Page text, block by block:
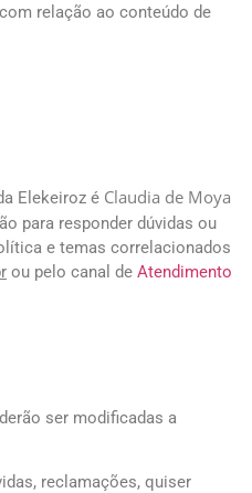
relação ao conteúdo de
Elekeiroz é Claudia de Moya
para responder dúvidas ou
e temas correlacionados
ou pelo canal de Atendimento
ser modificadas a
reclamações, quiser